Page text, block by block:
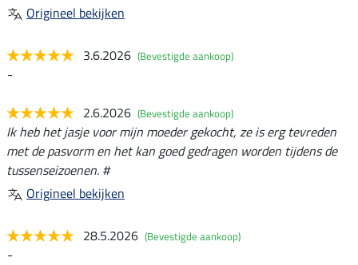
Origineel bekijken
3.6.2026 (Bevestigde aankoop)
-
2.6.2026 (Bevestigde aankoop)
Ik heb het jasje voor mijn moeder gekocht, ze is erg tevreden
met de pasvorm en het kan goed gedragen worden tijdens de
tussenseizoenen. #
Origineel bekijken
28.5.2026 (Bevestigde aankoop)
-